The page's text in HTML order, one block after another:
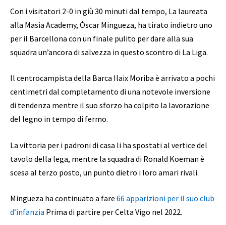
Con i visitatori 2-0 in giù 30 minuti dal tempo, La laureata
alla Masia Academy, Óscar Mingueza, ha tirato indietro uno
per il Barcellona con un finale pulito per dare alla sua
squadra un’ancora di salvezza in questo scontro di La Liga.
Il centrocampista della Barca Ilaix Moriba è arrivato a pochi
centimetri dal completamento di una notevole inversione
di tendenza mentre il suo sforzo ha colpito la lavorazione
del legno in tempo di fermo.
La vittoria per i padroni di casa li ha spostati al vertice del
tavolo della lega, mentre la squadra di Ronald Koeman è
scesa al terzo posto, un punto dietro i loro amari rivali.
Mingueza ha continuato a fare 66 apparizioni per il suo club
d’infanzia Prima di partire per Celta Vigo nel 2022.